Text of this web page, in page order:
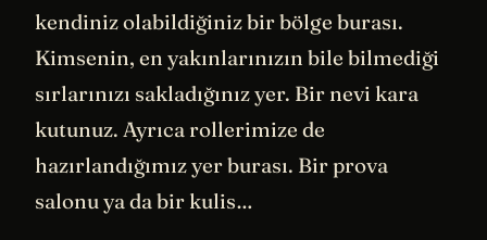
kendiniz olabildiğiniz bir bölge burası.
Kimsenin, en yakınlarınızın bile bilmediği
sırlarınızı sakladığınız yer. Bir nevi kara
kutunuz. Ayrıca rollerimize de
hazırlandığımız yer burası. Bir prova
salonu ya da bir kulis…